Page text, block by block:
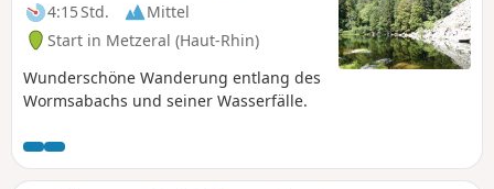
4:15 Std.
Mittel
Start in Metzeral (Haut-Rhin)
Wunderschöne Wanderung entlang des
Wormsabachs und seiner Wasserfälle.